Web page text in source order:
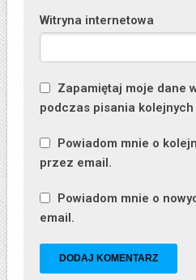
Witryna internetowa
Zapamiętaj moje dane
podczas pisania kolejnych
Powiadom mnie o
przez email.
Powiadom mnie o
email.